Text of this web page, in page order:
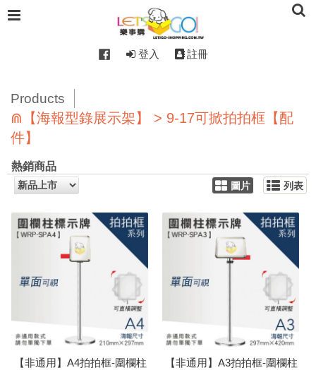
登入 註冊
Products
⋒【海報型錄展示架】 > 9-17可掀拍拍框【配
件】
熱銷商品
圖片 列表
【非通用】A4拍拍框-圍欄柱
【非通用】A3拍拍框-圍欄柱